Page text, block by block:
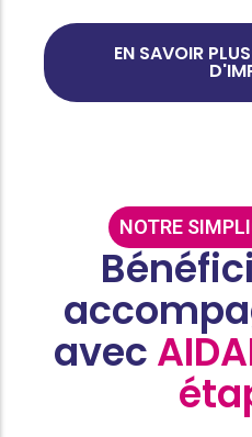
EN SAVOIR
NOTRE
avec